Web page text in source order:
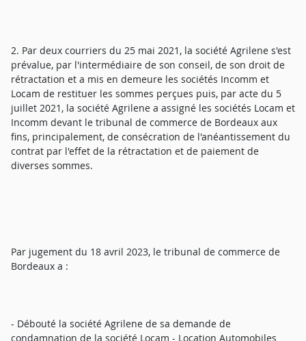
2. Par deux courriers du 25 mai 2021, la société Agrilene s'est
prévalue, par l'intermédiaire de son conseil, de son droit de
rétractation et a mis en demeure les sociétés Incomm et
Locam de restituer les sommes perçues puis, par acte du 5
juillet 2021, la société Agrilene a assigné les sociétés Locam et
Incomm devant le tribunal de commerce de Bordeaux aux
fins, principalement, de consécration de l'anéantissement du
contrat par l'effet de la rétractation et de paiement de
diverses sommes.
Par jugement du 18 avril 2023, le tribunal de commerce de
Bordeaux a :
- Débouté la société Agrilene de sa demande de
condamnation de la société Locam - Location Automobiles